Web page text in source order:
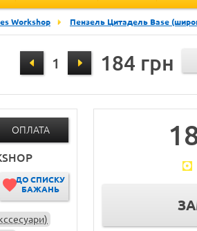
Workshop Пензель Цитадель Base
184 грн
ОПЛАТА
ДО СПИСКУ
БАЖАНЬ